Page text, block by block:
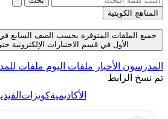
المناهج الكويتية
الأول في قسم الاختبارات الإلكترونية حتى تاريخ
المدرسون الأخبار ملفات اليوم ملفات
تم نسخ الرابط
الأكاديميةكويزات